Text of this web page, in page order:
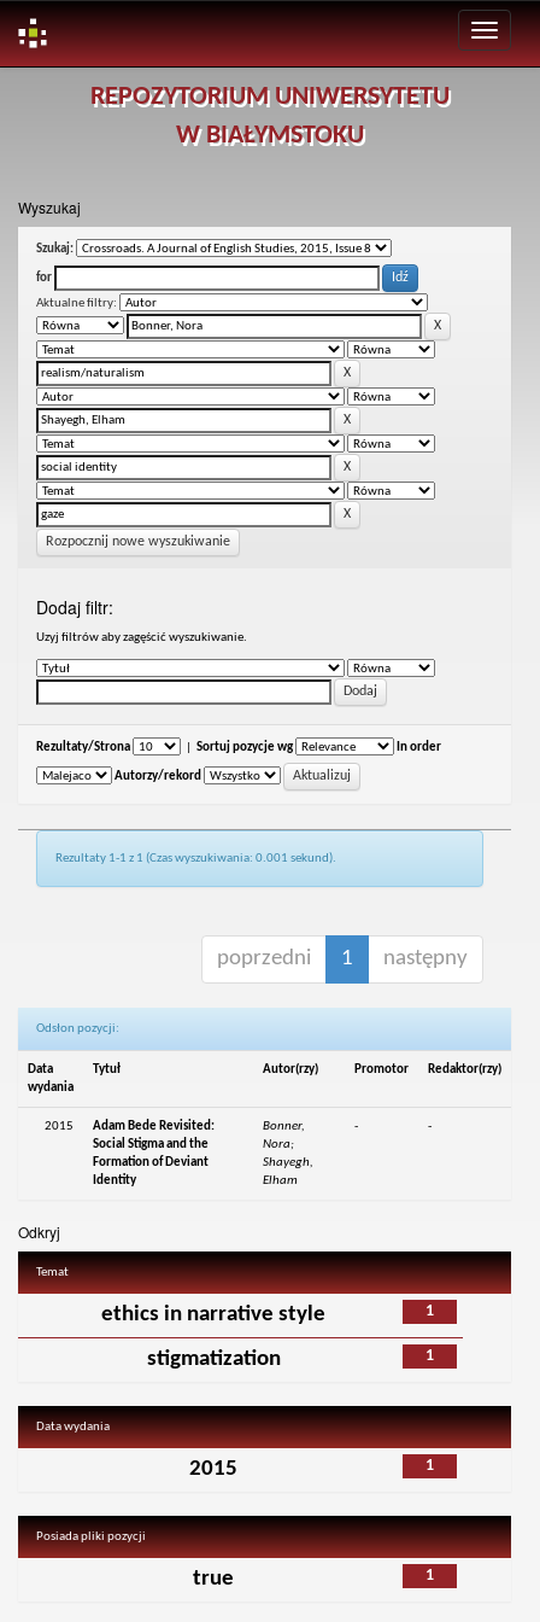
REPOZYTORIUM UNIWERSYTETU
W BIAŁYMSTOKU
Wyszukaj
Szukaj:
for
Aktualne filtry:
Rozpocznij nowe wyszukiwanie
Dodaj filtr:
Uzyj filtrów aby zagęścić wyszukiwanie.
Rezultaty/Strona Sortuj pozycje wg In order
Autorzy/rekord
Rezultaty 1-1 z 1 (Czas wyszukiwania: 0.001 sekund).
poprzedni 1 następny
Odsłon pozycji:
Data
wydania
Tytuł Autor(rzy) Promotor Redaktor(rzy)
2015
Adam Bede Revisited:
Social Stigma and the
Formation of Deviant
Identity
Bonner,
Nora;
Shayegh,
Elham
- -
Odkryj
Temat
1
ethics in narrative style
1
stigmatization
Data wydania
1
2015
Posiada pliki pozycji
1
true